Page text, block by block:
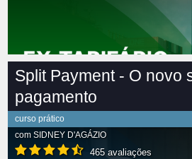
Split Payment - O novo
pagamento
curso prático
com SIDNEY D'AGÁZIO
465 avaliações